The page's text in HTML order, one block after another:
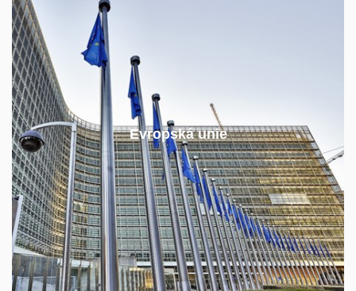
Evropská unie
EU má podstatný vliv na podobu národních
energetických politik.
Málokdo se v ní orientuje tak, jako naši absolventi.